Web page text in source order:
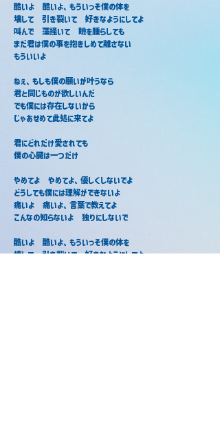
酷いよ　酷いよ、もういっそ僕の体を
壊して　引き裂いて　好きなようにしてよ
叫んで　藻掻いて　瞼を腫らしても
まだ君は僕の事を抱きしめて離さない
もういいよ
ねぇ、もしも僕の願いが叶うなら
君と同じものが欲しいんだ
でも僕には存在しないから
じゃあせめて此処に来てよ
君にどれだけ愛されても
僕の心臓は一つだけ
やめてよ　やめてよ、優しくしないでよ
どうしても僕には理解ができないよ
痛いよ　痛いよ、言葉で教えてよ
こんなの知らないよ　独りにしないで
酷いよ　酷いよ、もういっそ僕の体を
壊して　引き裂いて　好きなようにしてよ